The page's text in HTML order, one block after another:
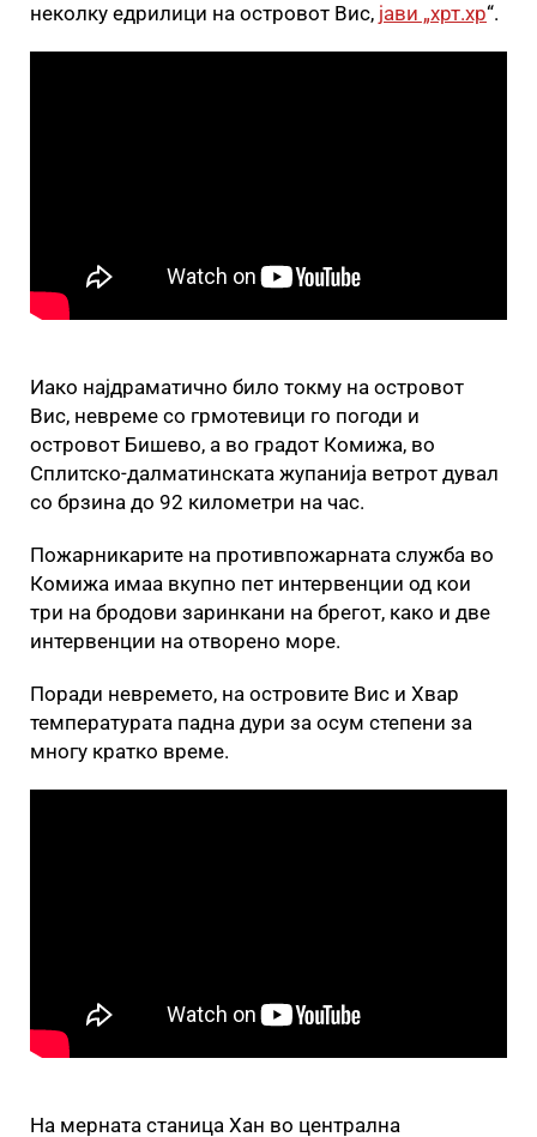
неколку едрилици на островот Вис, јави „хрт.хр“.
Иако најдраматично било токму на островот
Вис, невреме со грмотевици го погоди и
островот Бишево, а во градот Комижа, во
Сплитско-далматинската жупанија ветрот дувал
со брзина до 92 километри на час.
Пожарникарите на противпожарната служба во
Комижа имаа вкупно пет интервенции од кои
три на бродови заринкани на брегот, како и две
интервенции на отворено море.
Поради невремето, на островите Вис и Хвар
температурата падна дури за осум степени за
многу кратко време.
На мерната станица Хан во централна